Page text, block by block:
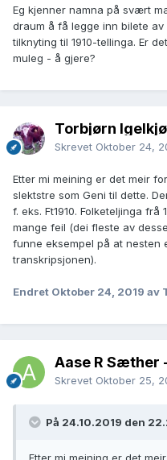
Eg kjenner namna på svært
draum å få legge inn bilete
tilknyting til 1910-tellinga. Er
muleg - å gjere?
Torbjørn
Skrevet Oktober 24,
Etter mi meining er det meir
slektstre som Geni til dette.
f. eks. Ft1910. Folketeljinga
mange feil (dei fleste av
funne eksempel på at nesten
transkripsjonen).
Endret Oktober 24, 2019 av
Aase R Sæther
Skrevet Oktober 25,
På 24.10.2019 den